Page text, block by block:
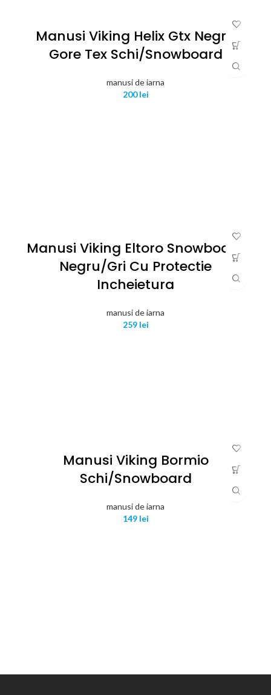
Manusi Viking Helix Gtx Negru
Gore Tex Schi/snowboard
manusi de iarna
200lei
Manusi Viking Eltoro Snowboard
Negru/gri Cu Protectie
Incheietura
manusi de iarna
259 lei
Manusi Viking Bormio
Schi/snowboard
manusi de iarna
149 lei